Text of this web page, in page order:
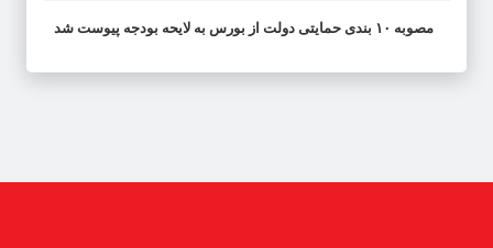
مصوبه ۱۰ بندی حمایتی دولت از بورس به لایحه بودجه پیوست شد